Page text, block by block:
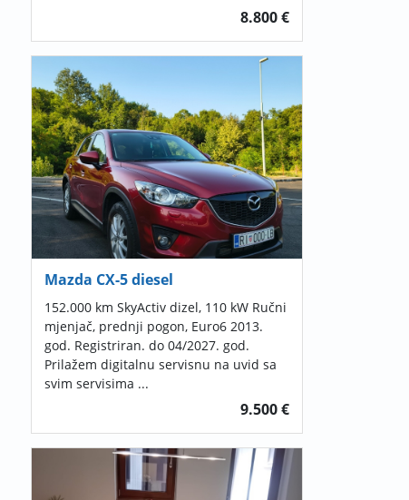
8.800 €
Mazda CX-5 diesel
152.000 km SkyActiv dizel, 110 kW Ručni
mjenjač, prednji pogon, Euro6 2013.
god. Registriran. do 04/2027. god.
Prilažem digitalnu servisnu na uvid sa
svim servisima ...
9.500 €